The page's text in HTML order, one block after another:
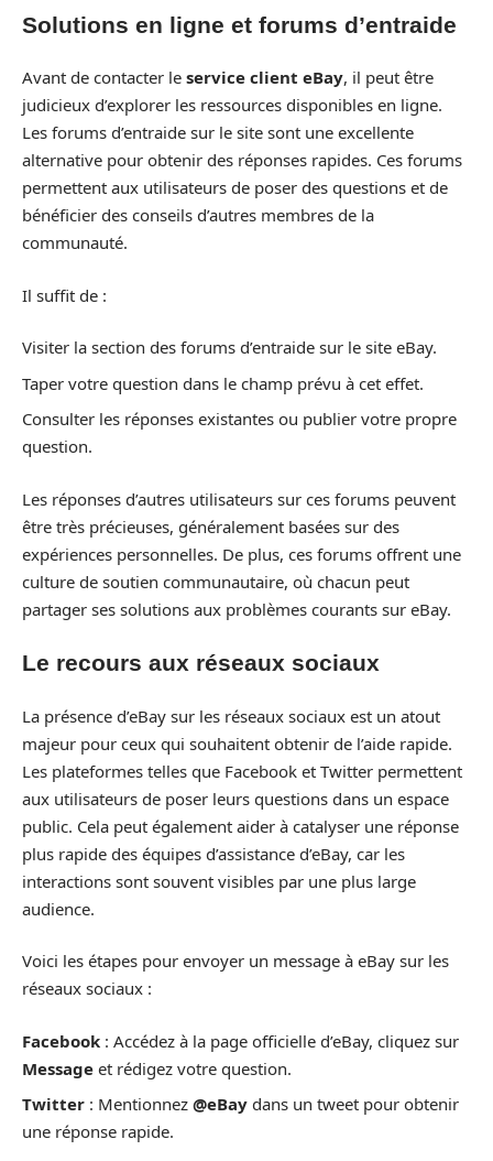
Solutions en ligne et forums d’entraide
Avant de contacter le service client eBay, il peut être
judicieux d’explorer les ressources disponibles en ligne.
Les forums d’entraide sur le site sont une excellente
alternative pour obtenir des réponses rapides. Ces forums
permettent aux utilisateurs de poser des questions et de
bénéficier des conseils d’autres membres de la
communauté.
Il suffit de :
Visiter la section des forums d’entraide sur le site eBay.
Taper votre question dans le champ prévu à cet effet.
Consulter les réponses existantes ou publier votre propre
question.
Les réponses d’autres utilisateurs sur ces forums peuvent
être très précieuses, généralement basées sur des
expériences personnelles. De plus, ces forums offrent une
culture de soutien communautaire, où chacun peut
partager ses solutions aux problèmes courants sur eBay.
Le recours aux réseaux sociaux
La présence d’eBay sur les réseaux sociaux est un atout
majeur pour ceux qui souhaitent obtenir de l’aide rapide.
Les plateformes telles que Facebook et Twitter permettent
aux utilisateurs de poser leurs questions dans un espace
public. Cela peut également aider à catalyser une réponse
plus rapide des équipes d’assistance d’eBay, car les
interactions sont souvent visibles par une plus large
audience.
Voici les étapes pour envoyer un message à eBay sur les
réseaux sociaux :
Facebook : Accédez à la page officielle d’eBay, cliquez sur
Message et rédigez votre question.
Twitter : Mentionnez @eBay dans un tweet pour obtenir
une réponse rapide.